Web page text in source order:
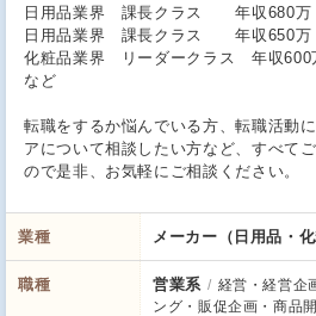
日用品業界 課長クラス 年収680万
日用品業界 課長クラス 年収650万
化粧品業界 リーダークラス 年収600
など
転職をするか悩んでいる方、転職活動
アについて相談したい方など、すべて
ので是非、お気軽にご相談ください。
業種 メーカー（日用品・化
職種 営業系 経営・経営企
ング・販促企画・商品